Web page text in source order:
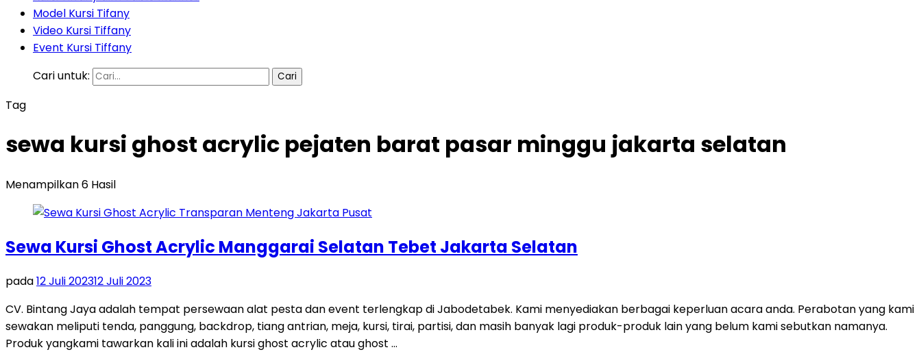
Model Kursi Tifany
Video Kursi Tiffany
Event Kursi Tiffany
Cari untuk:
Tag
sewa kursi ghost acrylic pejaten barat pasar minggu jakarta selatan
Menampilkan 6 Hasil
Sewa Kursi Ghost Acrylic Manggarai Selatan Tebet Jakarta Selatan
pada12 Juli 202312 Juli 2023
CV. Bintang Jaya adalah tempat persewaan alat pesta dan event terlengkap di Jabodetabek. Kami menyediakan berbagai keperluan acara anda. Perabotan yang kami
sewakan meliputi tenda, panggung, backdrop, tiang antrian, meja, kursi, tirai, partisi, dan masih banyak lagi produk-produk lain yang belum kami sebutkan namanya.
Produk yangkami tawarkan kali ini adalah kursi ghost acrylic atau ghost …